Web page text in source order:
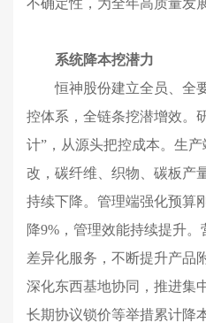
系统降本挖潜力
恒神股份建立全员、全
控体系，全链条挖潜增效。
计”，从源头把控成本。生
改，碳纤维、织物、碳板产
持续下降。管理端强化预算
降9%，管理效能持续提升
差异化服务，不断提升产品
深化东西基地协同，推进集
长期协议锁价等举措累计降